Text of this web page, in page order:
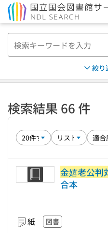
絞り
検索結果 66 件
金嬉老公判
合本
紙 図書